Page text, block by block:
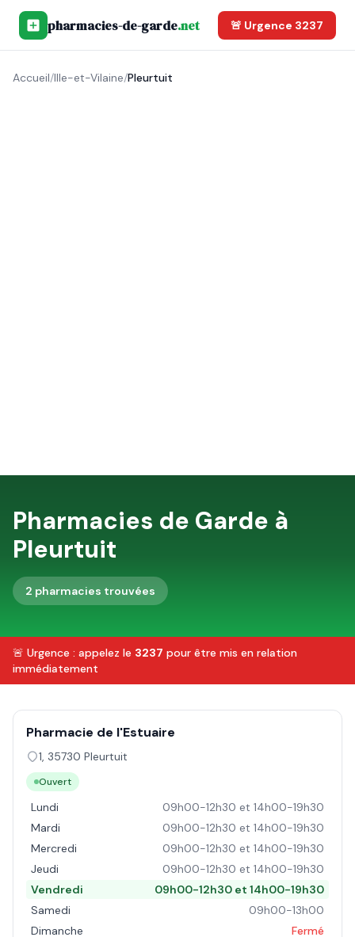
pharmacies-de-garde.net 🚨 Urgence 3237
Accueil/Ille-et-Vilaine/Pleurtuit
Pharmacies de Garde à
Pleurtuit
2 pharmacies trouvées
🚨 Urgence : appelez le 3237 pour être mis en relation
immédiatement
Pharmacie de l'Estuaire
1, 35730 Pleurtuit
Ouvert
Lundi
09h00-12h30 et 14h00-19h30
Mardi
09h00-12h30 et 14h00-19h30
Mercredi
09h00-12h30 et 14h00-19h30
Jeudi
09h00-12h30 et 14h00-19h30
Vendredi
09h00-12h30 et 14h00-19h30
Samedi
09h00-13h00
Dimanche
Fermé